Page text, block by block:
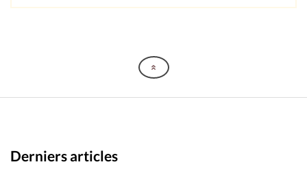
Derniers articles